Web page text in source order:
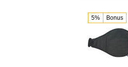
5% Bonus